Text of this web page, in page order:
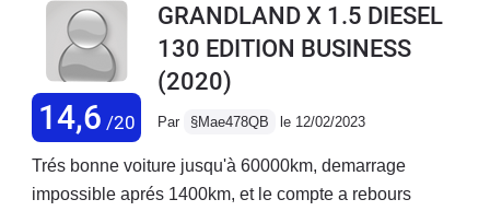
de la voiture La consommation
normale La sécurité idéal La
comfortable du voiture est satisfaisante
14,6 /20
GRANDLAND X 1.5 DIESEL
130 EDITION BUSINESS
(2020)
Par §Mae478QB le 12/02/2023
Trés bonne voiture jusqu'à 60000km, demarrage
impossible aprés 1400km, et le compte a rebours